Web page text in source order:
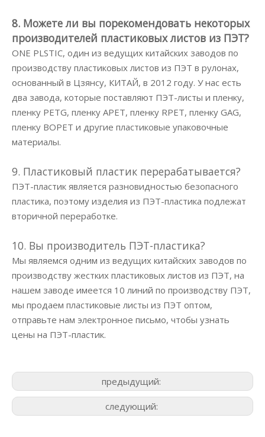
8. Можете ли вы порекомендовать некоторых
производителей пластиковых листов из ПЭТ?
ONE PLSTIC, один из ведущих китайских заводов по
производству пластиковых листов из ПЭТ в рулонах,
основанный в Цзянсу, КИТАЙ, в 2012 году. У нас есть
два завода, которые поставляют ПЭТ-листы и пленку,
пленку PETG, пленку APET, пленку RPET, пленку GAG,
пленку BOPET и другие пластиковые упаковочные
материалы.
9. Пластиковый пластик перерабатывается?
ПЭТ-пластик является разновидностью безопасного
пластика, поэтому изделия из ПЭТ-пластика подлежат
вторичной переработке.
10. Вы производитель ПЭТ-пластика?
Мы являемся одним из ведущих китайских заводов по
производству жестких пластиковых листов из ПЭТ, на
нашем заводе имеется 10 линий по производству ПЭТ,
мы продаем пластиковые листы из ПЭТ оптом,
отправьте нам электронное письмо, чтобы узнать
цены на ПЭТ-пластик.
предыдущий:
следующий: